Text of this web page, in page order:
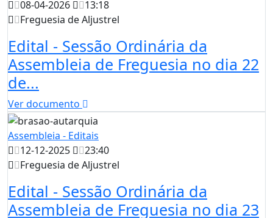
08-04-2026
13:18
Freguesia de Aljustrel
Edital - Sessão Ordinária da
Assembleia de Freguesia no dia 22
de...
Ver documento
Assembleia - Editais
12-12-2025
23:40
Freguesia de Aljustrel
Edital - Sessão Ordinária da
Assembleia de Freguesia no dia 23